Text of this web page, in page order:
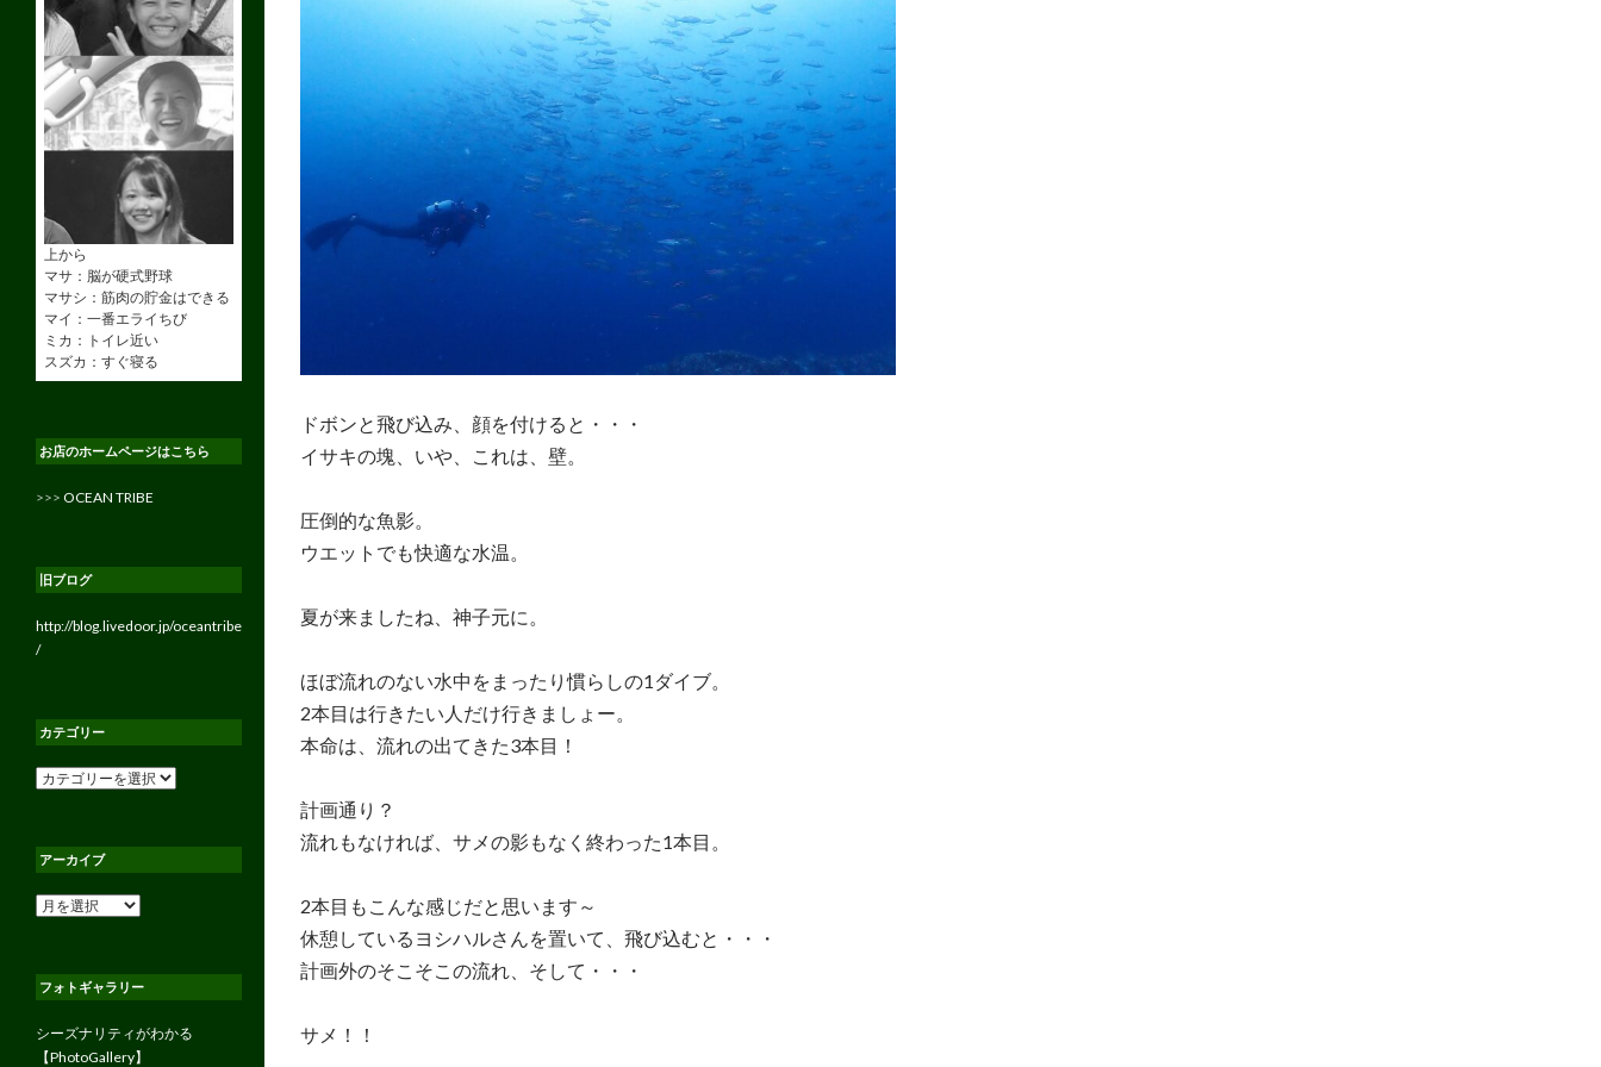
ドボンと飛び込み、顔を付けると・・・
イサキの塊、いや、これは、壁。
圧倒的な魚影。
ウエットでも快適な水温。
夏が来ましたね、神子元に。
ほぼ流れのない水中をまったり慣らしの1ダイブ。
2本目は行きたい人だけ行きましょー。
本命は、流れの出てきた3本目！
計画通り？
流れもなければ、サメの影もなく終わった1本目。
2本目もこんな感じだと思います～
休憩しているヨシハルさんを置いて、飛び込むと・・・
計画外のそこそこの流れ、そして・・・
サメ！！
上から
マサ：脳が硬式野球
マサシ：筋肉の貯金はできる
マイ：一番エライちび
ミカ：トイレ近い
スズカ：すぐ寝る
お店のホームページはこちら
>>> OCEAN TRIBE
旧ブログ
http://blog.livedoor.jp/oceantribe
/
カテゴリー
カ
ー
アーカイブ
ア
ブ
フォトギャラリー
シーズナリティがわかる
【PhotoGallery】